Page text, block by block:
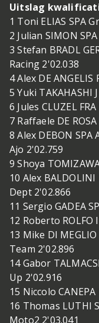
Uitslag
1 Toni ELIAS SPA
2 Julian SIMON
3 Stefan BRADL
Racing 2'02.038
4 Alex DE
5 Yuki TAKAHASHI
6 Jules CLUZEL
7 Raffaele DE
8 Alex DEBON
Ajo 2'02.759
9 Shoya
10 Alex
Dept 2'02.866
11 Sergio GADEA
12 Roberto ROLFO
13 Mike DI
Team 2'02.896
14 Gabor
Up 2'02.916
15 Niccolo
16 Thomas LUTHI
Moto2 2'03.041